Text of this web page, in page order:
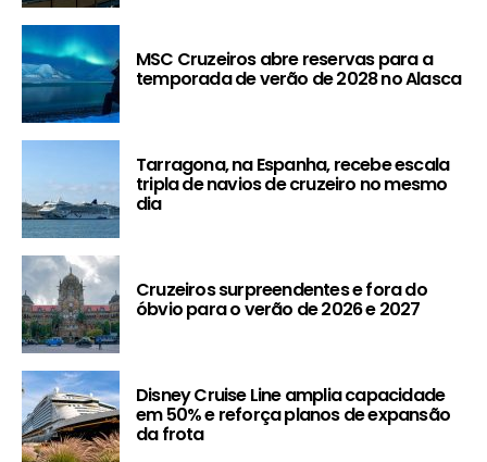
MSC Cruzeiros abre reservas para a
temporada de verão de 2028 no Alasca
Tarragona, na Espanha, recebe escala
tripla de navios de cruzeiro no mesmo
dia
Cruzeiros surpreendentes e fora do
óbvio para o verão de 2026 e 2027
Disney Cruise Line amplia capacidade
em 50% e reforça planos de expansão
da frota